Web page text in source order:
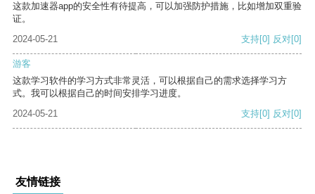
这款加速器app的安全性有待提高，可以加强防护措施，比如增加双重验
证。
2024-05-21
支持[0] 反对[0]
游客
这款学习软件的学习方式非常灵活，可以根据自己的需求选择学习方
式。我可以根据自己的时间安排学习进度。
2024-05-21
支持[0] 反对[0]
友情链接